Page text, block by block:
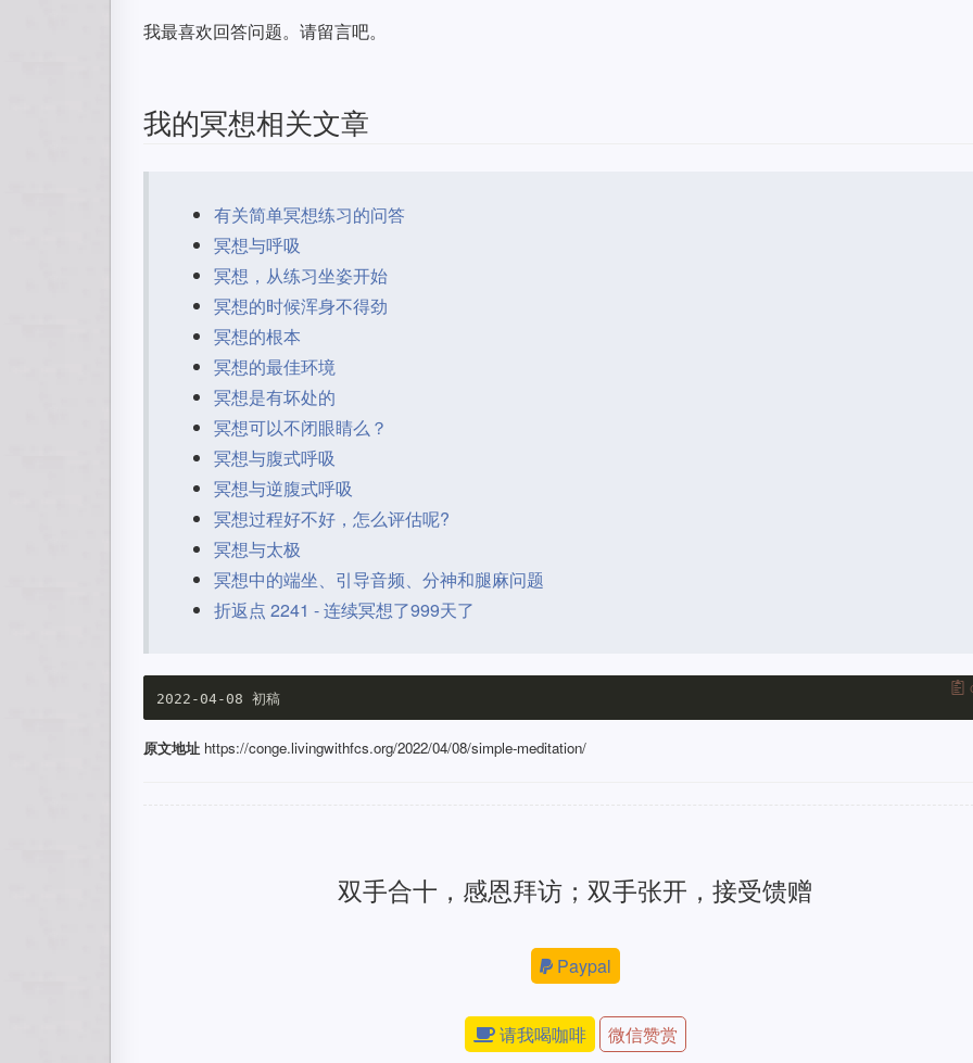
我最喜欢回答问题。请留言吧。
我的冥想相关文章
有关简单冥想练习的问答
冥想与呼吸
冥想，从练习坐姿开始
冥想的时候浑身不得劲
冥想的根本
冥想的最佳环境
冥想是有坏处的
冥想可以不闭眼睛么？
冥想与腹式呼吸
冥想与逆腹式呼吸
冥想过程好不好，怎么评估呢?
冥想与太极
冥想中的端坐、引导音频、分神和腿麻问题
折返点 2241 - 连续冥想了999天了
原文地址 https://conge.livingwithfcs.org/2022/04/08/simple-meditation/
双手合十，感恩拜访；双手张开，接受馈赠
Paypal
请我喝咖啡 微信赞赏